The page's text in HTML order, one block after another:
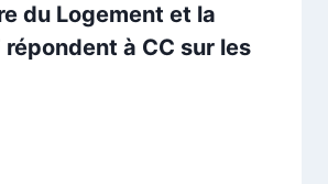
du Logement et la
répondent à CC sur les